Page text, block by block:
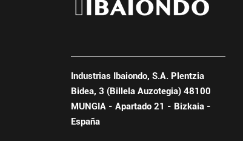
Industrias Ibaiondo, S.A. Plentzia
Bidea, 3 (Billela Auzotegia) 48100
MUNGIA - Apartado 21 - Bizkaia -
España